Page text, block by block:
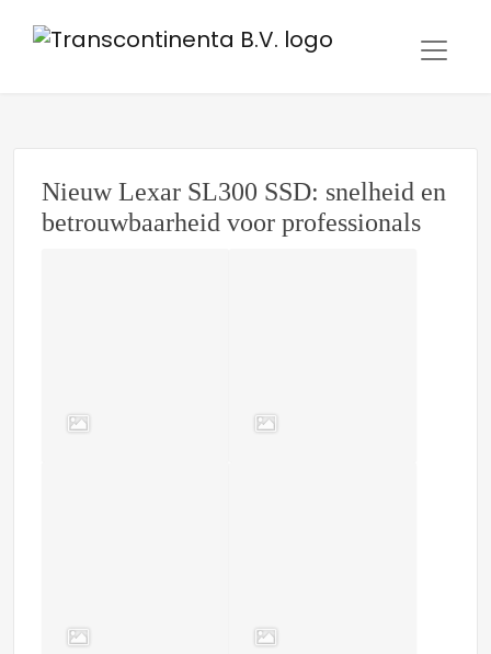
Nieuw Lexar SL300 SSD: snelheid en
betrouwbaarheid voor professionals